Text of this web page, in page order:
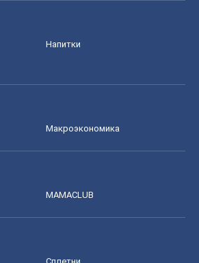
Напитки
Mакроэкономика
MAMACLUB